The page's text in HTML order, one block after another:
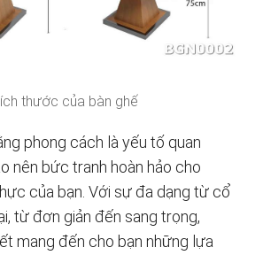
thước của bàn ghế
phong cách là yếu tố quan
nên bức tranh hoàn hảo cho
của bạn. Với sự đa dạng từ cổ
từ đơn giản đến sang trọng,
mang đến cho bạn những lựa